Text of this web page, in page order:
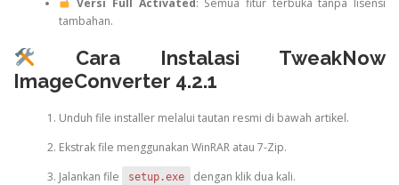
tambahan.
Cara Instalasi TweakNow
ImageConverter 4.2.1
Unduh file installer melalui tautan resmi di bawah artikel.
Ekstrak file menggunakan WinRAR atau 7-Zip.
Jalankan file
setup.exe
dengan klik dua kali.